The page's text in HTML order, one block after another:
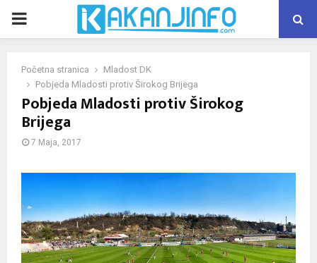
PRIMARY
Početna stranica
Mladost DK
Pobjeda Mladosti protiv Širokog Brijega
Pobjeda Mladosti protiv Širokog
Brijega
7 Maja, 2017